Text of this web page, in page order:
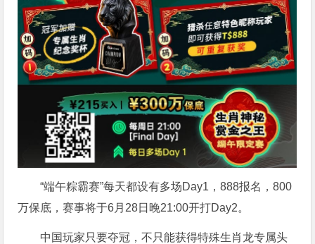
“端午粽霸赛”每天都设有多场Day1，888报名，800
万保底，赛事将于6月28日晚21:00开打Day2。
中国玩家只要夺冠，不只能获得特殊生肖龙专属头